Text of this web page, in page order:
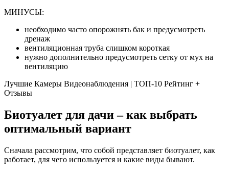
МИНУСЫ:
необходимо часто опорожнять бак и предусмотреть
дренаж
вентиляционная труба слишком короткая
нужно дополнительно предусмотреть сетку от мух на
вентиляцию
Лучшие Камеры Видеонаблюдения | ТОП-10 Рейтинг +
Отзывы
Биотуалет для дачи – как выбрать
оптимальный вариант
Сначала рассмотрим, что собой представляет биотуалет, как
работает, для чего используется и какие виды бывают.